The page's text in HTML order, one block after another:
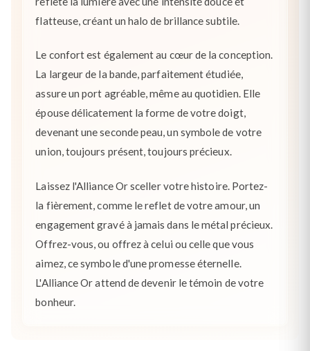
flatteuse, créant un halo de brillance subtile.
Le confort est également au cœur de la conception.
La largeur de la bande, parfaitement étudiée,
assure un port agréable, même au quotidien. Elle
épouse délicatement la forme de votre doigt,
devenant une seconde peau, un symbole de votre
union, toujours présent, toujours précieux.
Laissez l'Alliance Or sceller votre histoire. Portez-
la fièrement, comme le reflet de votre amour, un
engagement gravé à jamais dans le métal précieux.
Offrez-vous, ou offrez à celui ou celle que vous
aimez, ce symbole d'une promesse éternelle.
L'Alliance Or attend de devenir le témoin de votre
bonheur.